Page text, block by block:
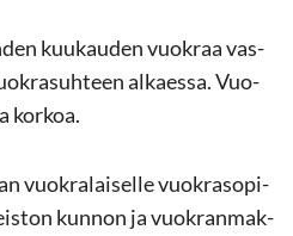
kuu­kau­den vuo­kraa vas­
al­kaes­sa. Vuo­
kor­koa.
vuo­kra­lai­sel­le vuo­kra­so­pi­
kun­non ja vuo­kran­mak­